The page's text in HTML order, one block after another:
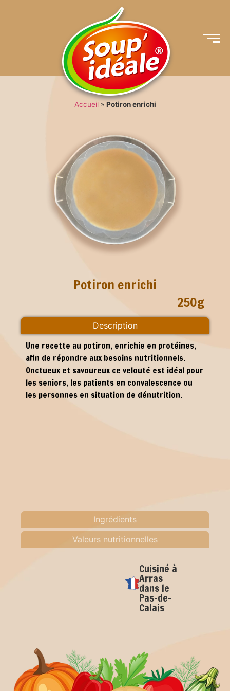
Accueil» Potiron enrichi
Potiron enrichi
250g
Description
Ingrédients
Valeurs nutritionnelles
Une recette au potiron, enrichie en protéines,
afin de répondre aux besoins nutritionnels.
Onctueux et savoureux ce velouté est idéal pour
les seniors, les patients en convalescence ou
les personnes en situation de dénutrition.
Cuisiné à
Arras
dans le
Pas-de-
Calais